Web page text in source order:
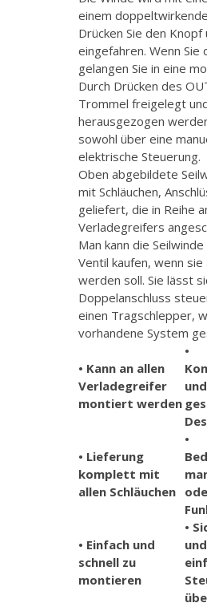
einem
Drücken Sie den
eingefahren. Wenn Sie
gelangen Sie in eine
Durch Drücken des
Trommel freigelegt
herausgezogen
sowohl über eine
elektrische Steuerung.
Oben abgebildete
mit Schläuchen,
geliefert, die in Reihe
Verladegreifers
Man kann die
Ventil kaufen, wenn
werden soll. Sie lässt
Doppelanschluss
einen Tragschlepper,
vorhandene System
• Kann an allen
Verladegreifer
montiert werden
•
und
• Lieferung
komplett mit
allen Schläuchen
•
• Einfach und
schnell zu
montieren
•
und